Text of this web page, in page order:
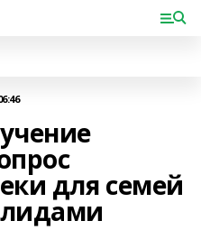
для семей